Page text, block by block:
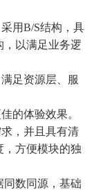
用B/S结构，具
，以满足业务逻
足资源层、服
的体验效果。
，并且具有清
，方便模块的独
数同源，基础